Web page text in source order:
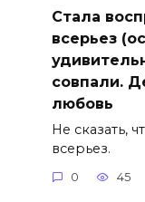
Стала
всерьез
совпали.
любовь
Не сказать,
всерьез.
0 45